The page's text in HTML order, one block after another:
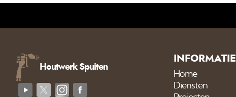
Houtwerk Spuiten
INFORMATIE
Home
Diensten